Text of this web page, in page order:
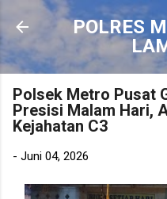
Langsung
POLRES
Polsek Metro Pusat
Presisi Malam Hari,
Kejahatan C3
- Juni 04, 2026